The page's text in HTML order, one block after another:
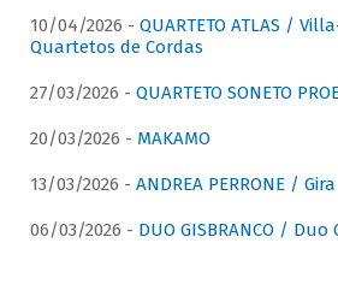
10/04/2026 - QUARTETO ATLAS /
Quartetos de Cordas
27/03/2026 - QUARTETO SONETO
20/03/2026 - MAKAMO
13/03/2026 - ANDREA PERRONE / Gira
06/03/2026 - DUO GISBRANCO /